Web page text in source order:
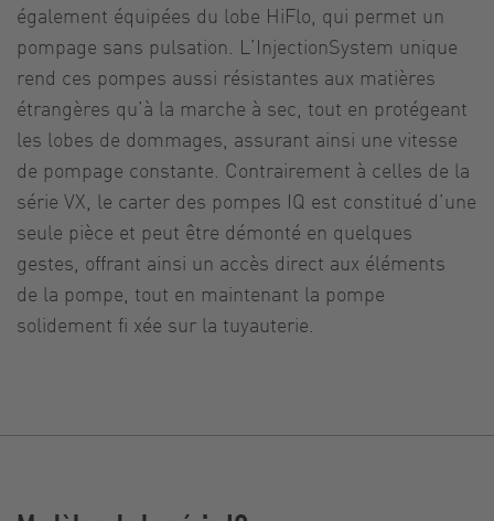
également équipées du lobe HiFlo, qui permet un
pompage sans pulsation. L’InjectionSystem unique
rend ces pompes aussi résistantes aux matières
étrangères qu’à la marche à sec, tout en protégeant
les lobes de dommages, assurant ainsi une vitesse
de pompage constante. Contrairement à celles de la
série VX, le carter des pompes IQ est constitué d’une
seule pièce et peut être démonté en quelques
gestes, offrant ainsi un accès direct aux éléments
de la pompe, tout en maintenant la pompe
solidement fi xée sur la tuyauterie.